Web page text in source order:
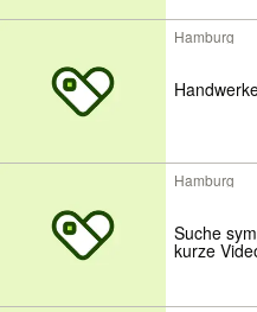
Hamburg
Hamburg
Suche
kurze